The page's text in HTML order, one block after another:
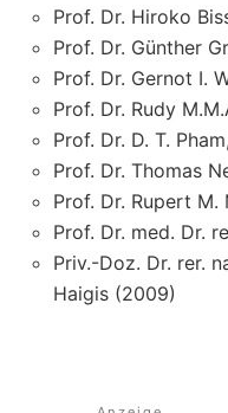
Prof. Dr. Hiroko
Prof. Dr. Günther
Prof. Dr. Gernot I.
Prof. Dr. Rudy
Prof. Dr. D. T.
Prof. Dr. Thomas
Prof. Dr. Rupert M.
Prof. Dr. med. Dr.
Priv.-Doz. Dr. rer.
Haigis (2009)